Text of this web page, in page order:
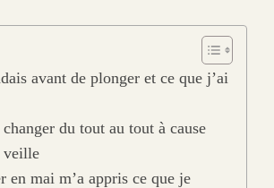
avant de plonger et ce que j’ai
du tout au tout à cause
veille
en mai m’a appris ce que je